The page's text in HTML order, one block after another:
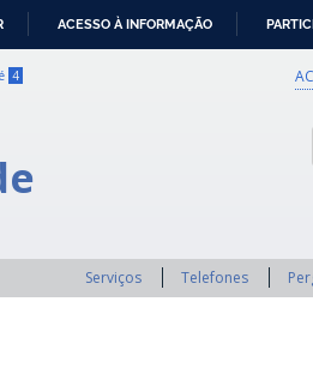
ACESSO À INFORMAÇÃO
4
Serviços Telefones